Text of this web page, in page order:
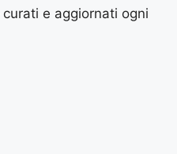
e aggiornati ogni